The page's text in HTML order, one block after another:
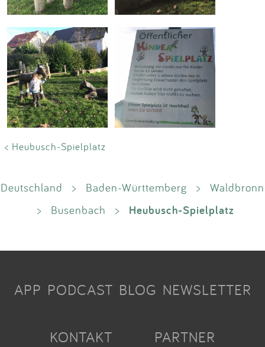
< Heubusch-Spielplatz
Deutschland > Baden-Württemberg >
Waldbronn
>
Busenbach > Heubusch-Spielplatz
APP PODCAST BLOG NEWSLETTER
KONTAKT PARTNER